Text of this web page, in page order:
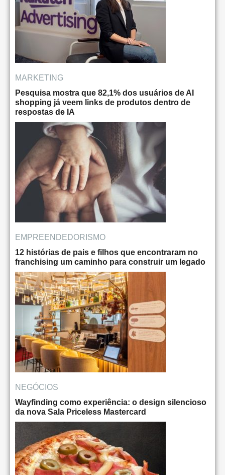
MARKETING
Pesquisa mostra que 82,1% dos usuários de AI
shopping já veem links de produtos dentro de
respostas de IA
EMPREENDEDORISMO
12 histórias de pais e filhos que encontraram no
franchising um caminho para construir um legado
NEGÓCIOS
Wayfinding como experiência: o design silencioso
da nova Sala Priceless Mastercard